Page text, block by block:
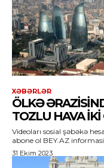
XƏBƏRLƏR
ÖLKƏ
TOZLU HAVA
Videoları sosial şəbəkə
31 Ekim 2023